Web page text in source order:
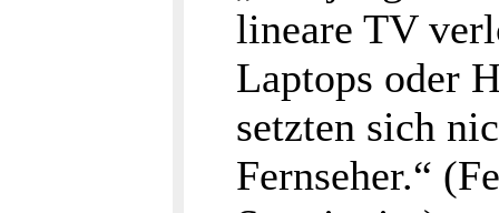
lineare TV
Laptops oder
setzten sich
Fernseher.“